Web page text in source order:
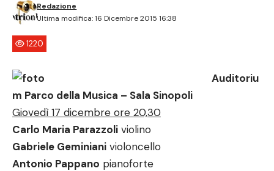
Ultima modifica: 16 Dicembre 2015 16:38
Redazione
1220
Auditoriu
m Parco della Musica – Sala Sinopoli
Giovedì 17 dicembre ore 20,30
Carlo Maria Parazzoli violino
Gabriele Geminiani violoncello
Antonio Pappano pianoforte